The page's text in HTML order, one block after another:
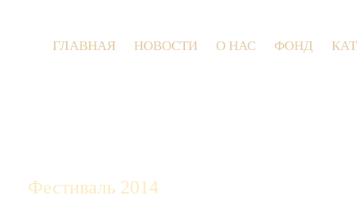
ГЛАВНАЯ НОВОСТИ О НАС ФОНД
Фестиваль 2014